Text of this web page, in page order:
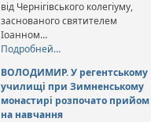
від Чернігівського колегіуму,
заснованого святителем
Іоанном…
Подробней…
ВОЛОДИМИР. У регентському
училищі при Зимненському
монастирі розпочато прийом
на навчання